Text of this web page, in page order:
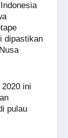
dipastikan
2020 ini
pulau